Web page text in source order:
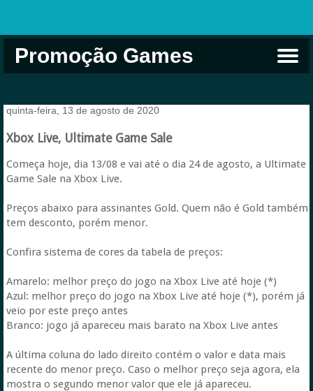
Promoção Games
quinta-feira, 13 de agosto de 2020
Xbox Live, Ultimate Game Sale
Começa hoje, dia 13/08 e vai até o dia 24 de agosto, a Ultimate
Game Sale na Xbox Live.
Preços abaixo para assinantes Gold. Quem não é Gold também
tem desconto, porém menor.
Confira sistema de cores da tabela de preços:
Amarelo: melhor preço do jogo na Xbox Live até hoje (*)
Azul: melhor preço do jogo na Xbox Live até hoje (*), porém já
veio por este preço antes
Branco: jogo já apareceu mais barato na Xbox Live antes
A última coluna do lado direito contém o valor e data mais
recente do menor preço. Caso o melhor preço seja agora, ela
mostra o segundo menor valor que ele já apareceu.